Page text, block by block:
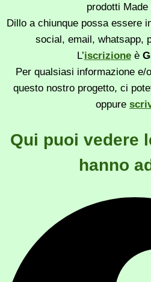
prodotti Made
Dillo a chiunque possa essere
social, email, whatsapp,
L’iscrizioneè
Per qualsiasi informazione e/
questo nostro progetto, ci
oppure
Qui puoi vedere
hanno